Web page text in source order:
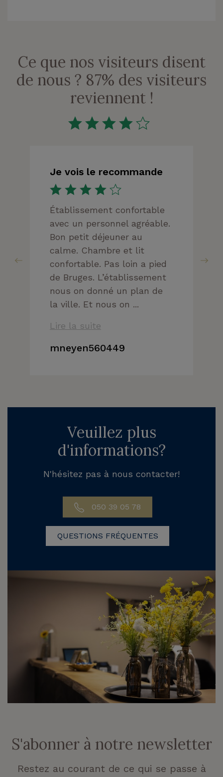
Ce que nos visiteurs disent
de nous ? 87% des visiteurs
reviennent !
Je vois le recommande
Établissement confortable
avec un personnel agréable.
Bon petit déjeuner au
calme. Chambre et lit
confortable. Pas loin a pied
de Bruges. L’établissement
nous on donné un plan de
la ville. Et nous on ...
Lire la suite
mneyen560449
Veuillez plus
d'informations?
N'hésitez pas à nous contacter!
050 39 05 78
QUESTIONS FRÉQUENTES
S'abonner à notre newsletter
Restez au courant de ce qui se passe à